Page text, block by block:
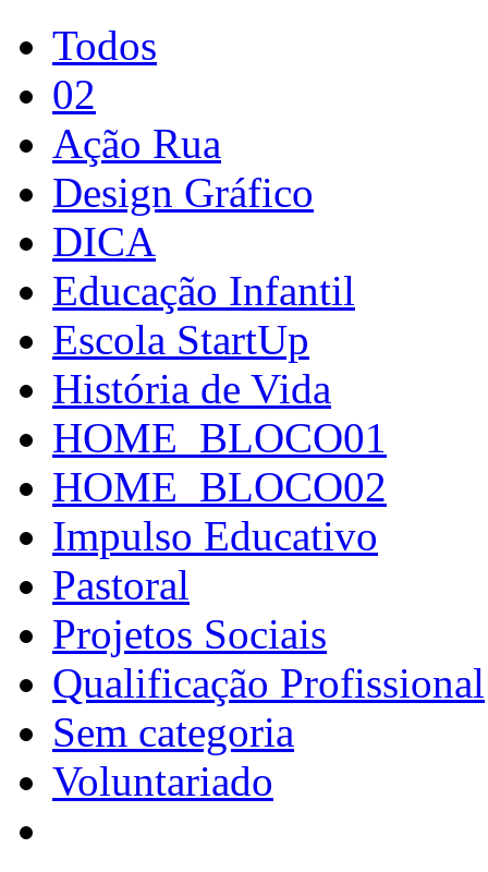
Todos
02
Ação Rua
Design Gráfico
DICA
Educação Infantil
Escola StartUp
História de Vida
HOME_BLOCO01
HOME_BLOCO02
Impulso Educativo
Pastoral
Projetos Sociais
Qualificação Profissional
Sem categoria
Voluntariado